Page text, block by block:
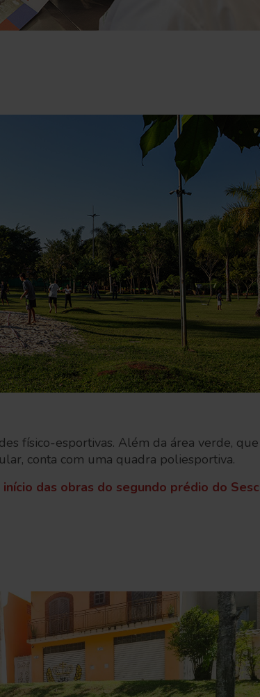
físico-esportivas. Além da área verde, que
conta com uma quadra poliesportiva.
das obras do segundo prédio do Sesc